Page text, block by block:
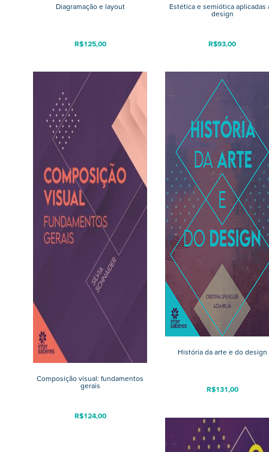
Diagramação e layout
R$125,00
Estética e semiótica aplicadas
design
R$93,00
Composição visual: fundamentos
gerais
R$124,00
História da arte e do design
R$131,00